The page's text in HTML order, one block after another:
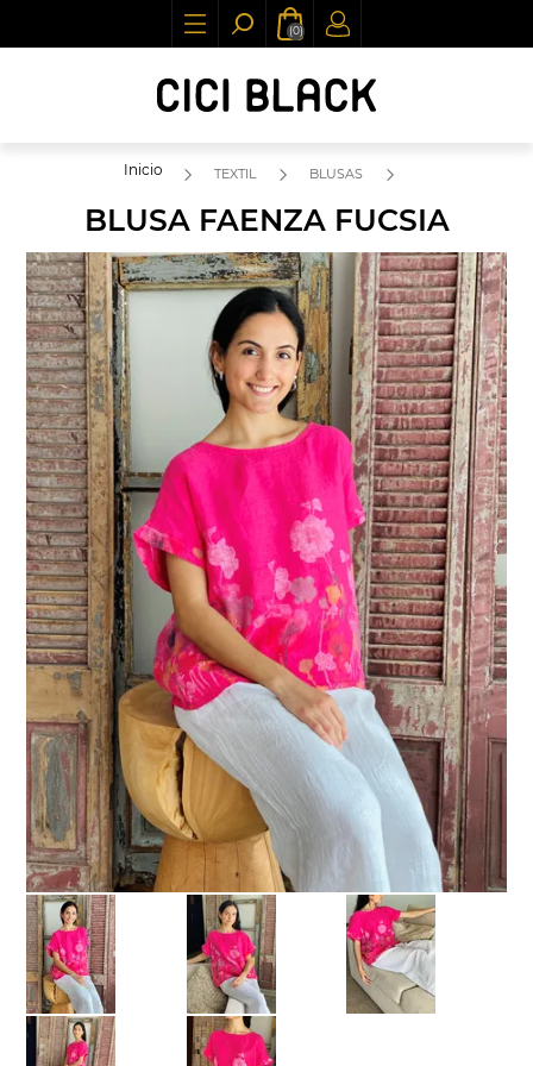
(0)
Inicio TEXTIL BLUSAS
BLUSA FAENZA FUCSIA